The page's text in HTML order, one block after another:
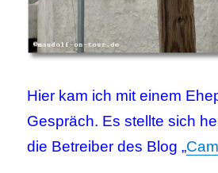
Hier kam ich mit einem
Gespräch. Es stellte sich
die Betreiber des Blog „